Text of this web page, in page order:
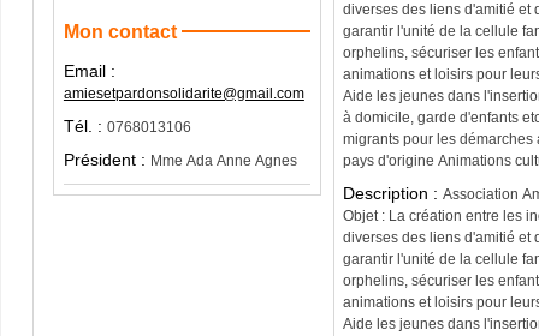
Mon contact
Email :
amiesetpardonsolidarite@gmail.com
Tél. : 0768013106
Président : Mme Ada Anne Agnes
diverses des liens d'amitié et
garantir l'unité de la cellule
orphelins, sécuriser les
animations et loisirs pour
Aide les jeunes dans
à domicile, garde d'enfants
migrants pour les démarches
pays d'origine Animations
Description :Association
Objet : La création entre les
diverses des liens d'amitié et
garantir l'unité de la cellule
orphelins, sécuriser les
animations et loisirs pour
Aide les jeunes dans